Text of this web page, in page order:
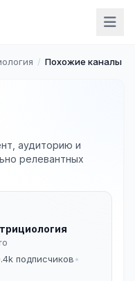
/ Похожие каналы
аудиторию и
релевантных
подписчиков•